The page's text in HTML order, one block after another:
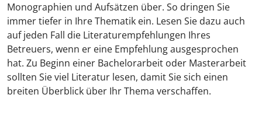
Monographien und Aufsätzen über. So dringen Sie
immer tiefer in Ihre Thematik ein. Lesen Sie dazu auch
auf jeden Fall die Literaturempfehlungen Ihres
Betreuers, wenn er eine Empfehlung ausgesprochen
hat. Zu Beginn einer Bachelorarbeit oder Masterarbeit
sollten Sie viel Literatur lesen, damit Sie sich einen
breiten Überblick über Ihr Thema verschaffen.